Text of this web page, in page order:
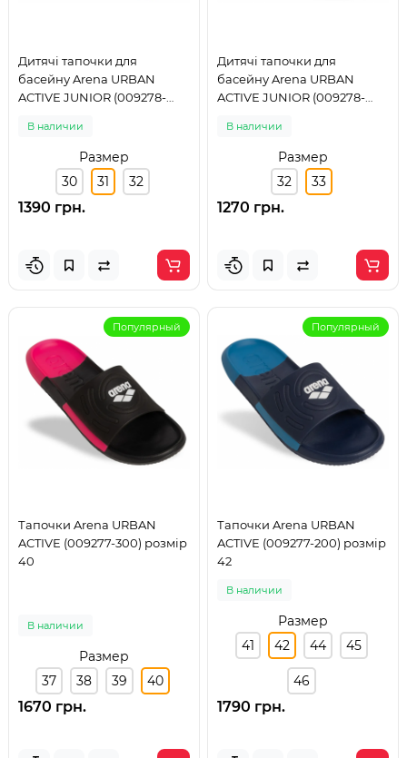
Дитячі тапочки для
басейну Arena URBAN
ACTIVE JUNIOR (009278-
В наличии
Размер
30
31 32
1390 грн.
Дитячі тапочки для
басейну Arena URBAN
ACTIVE JUNIOR (009278-
В наличии
Размер
32
33
1270 грн.
Популярный
Тапочки Arena URBAN
ACTIVE (009277-300) розмір
40
В наличии
Размер
37
38 39 40
1670 грн.
Популярный
Тапочки Arena URBAN
ACTIVE (009277-200) розмір
42
В наличии
Размер
41
42 44 45
46
1790 грн.